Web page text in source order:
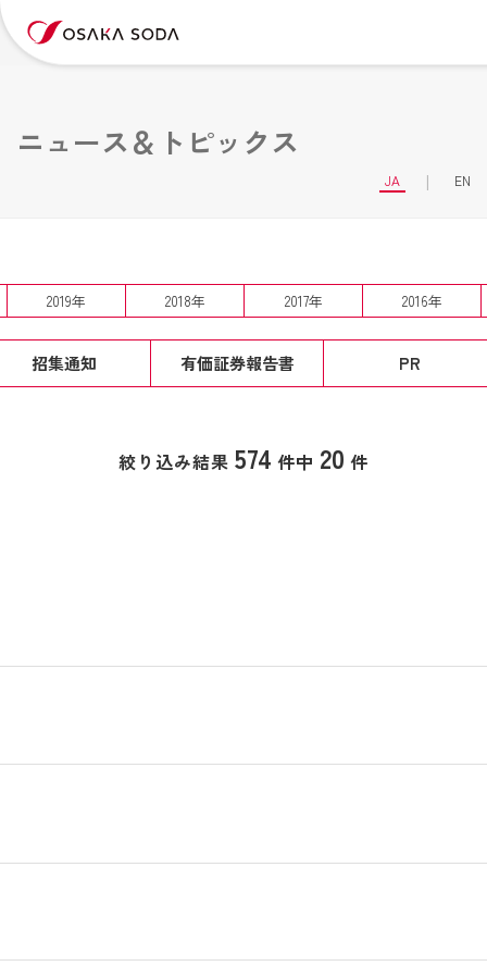
ニュース＆トピックス
JA EN
2019年 2018年 2017年 2016年
招集通知 有価証券報告書 PR
絞り込み結果 574 件中 20 件